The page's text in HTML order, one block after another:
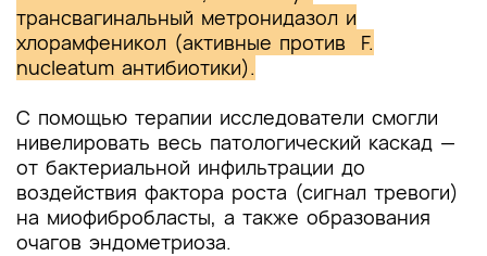
трансвагинальный метронидазол и
хлорамфеникол (активные против F.
nucleatum антибиотики).
С помощью терапии исследователи смогли
нивелировать весь патологический каскад —
от бактериальной инфильтрации до
воздействия фактора роста (сигнал тревоги)
на миофибробласты, а также образования
очагов эндометриоза.